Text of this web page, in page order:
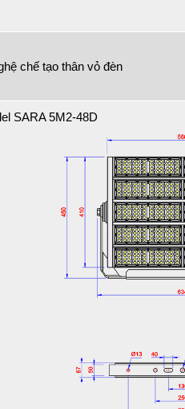
chế tạo thân vỏ đèn
SARA 5M2-48D